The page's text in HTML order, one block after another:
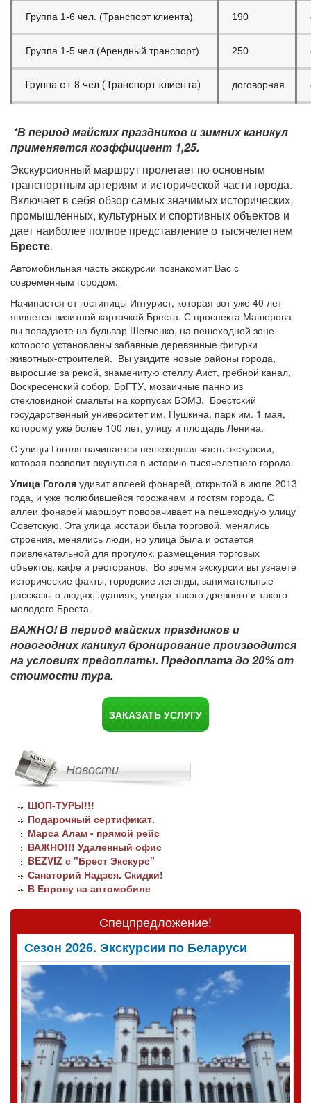
Группа 1-6 чел. (Транспорт клиента) 190
Группа 1-5 чел (Арендный транспорт) 250
Группа от 8 чел (Транспорт клиента) договорная
*В период майских праздников и зимних каникул
применяется коэффициент 1,25.
Экскурсионный маршрут пролегает по основным
транспортным артериям и исторической части города.
Включает в себя обзор самых значимых исторических,
промышленных, культурных и спортивных объектов и
дает наиболее полное представление о тысячелетнем
Бресте.
Автомобильная часть экскурсии познакомит Вас с
современным городом.
Начинается от гостиницы Интурист, которая вот уже 40 лет
является визитной карточкой Бреста. С проспекта Машерова
вы попадаете на бульвар Шевченко, на пешеходной зоне
которого установлены забавные деревянные фигурки
животных-строителей. Вы увидите новые районы города,
выросшие за рекой, знаменитую стеллу Аист, гребной канал,
Воскресенский собор, БрГТУ, мозаичные панно из
стекловидной смальты на корпусах БЭМЗ, Брестский
государственный университет им. Пушкина, парк им. 1 мая,
которому уже более 100 лет, улицу и площадь Ленина.
С улицы Гоголя начинается пешеходная часть экскурсии,
которая позволит окунуться в историю тысячелетнего города.
Улица Гоголя удивит аллеей фонарей, открытой в июле 2013
года, и уже полюбившейся горожанам и гостям города. С
аллеи фонарей маршрут поворачивает на пешеходную улицу
Советскую. Эта улица исстари была торговой, менялись
строения, менялись люди, но улица была и остается
привлекательной для прогулок, размещения торговых
объектов, кафе и ресторанов. Во время экскурсии вы узнаете
исторические факты, городские легенды, занимательные
рассказы о людях, зданиях, улицах такого древнего и такого
молодого Бреста.
ВАЖНО! В период майских праздников и
новогодних каникул бронирование производится
на условиях предоплаты. Предоплата до 20% от
стоимости тура.
ЗАКАЗАТЬ УСЛУГУ
Новости
ШОП-ТУРЫ!!!
Подарочный сертификат.
Марса Алам - прямой рейс
ВАЖНО!!! Удаленный офис
BEZVIZ с "Брест Экскурс"
Санаторий Надзея. Скидки!
В Европу на автомобиле
Спецпредложение!
Сезон 2026. Экскурсии по Беларуси